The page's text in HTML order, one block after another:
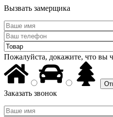
Вызвать замерщика
Пожалуйста, докажите, что вы
Заказать звонок